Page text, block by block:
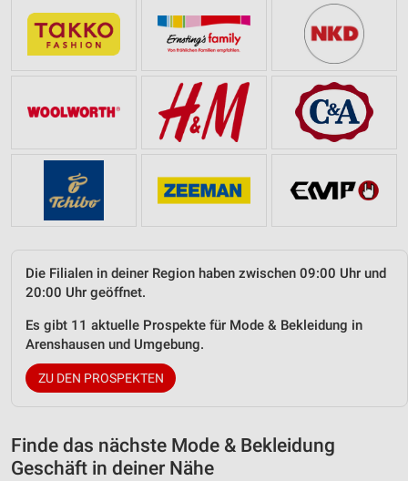
Die Filialen in deiner Region haben zwischen 09:00 Uhr und
20:00 Uhr geöffnet.
Es gibt 11 aktuelle Prospekte für Mode & Bekleidung in
Arenshausen und Umgebung.
ZU DEN PROSPEKTEN
Finde das nächste Mode & Bekleidung
Geschäft in deiner Nähe